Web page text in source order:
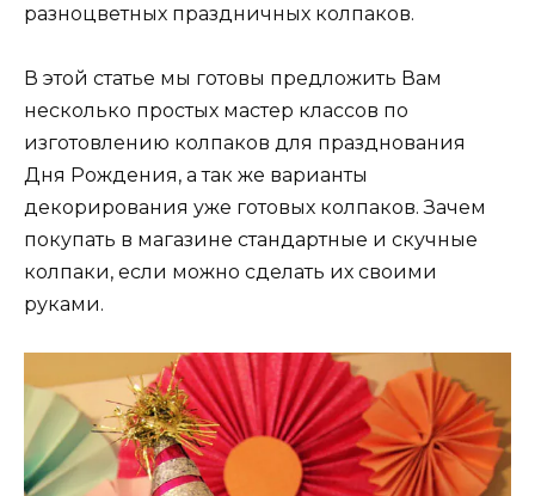
разноцветных праздничных колпаков.
В этой статье мы готовы предложить Вам
несколько простых мастер классов по
изготовлению колпаков для празднования
Дня Рождения, а так же варианты
декорирования уже готовых колпаков. Зачем
покупать в магазине стандартные и скучные
колпаки, если можно сделать их своими
руками.